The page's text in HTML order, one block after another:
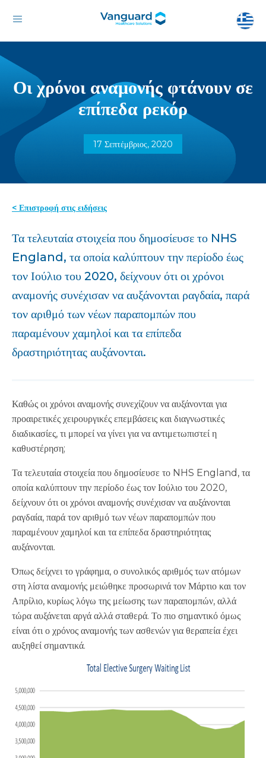
Οι χρόνοι αναμονής φτάνουν σε
επίπεδα ρεκόρ
17 Σεπτέμβριος, 2020
< Επιστροφή στις ειδήσεις
Τα τελευταία στοιχεία που δημοσίευσε το NHS
England, τα οποία καλύπτουν την περίοδο έως
τον Ιούλιο του 2020, δείχνουν ότι οι χρόνοι
αναμονής συνέχισαν να αυξάνονται ραγδαία, παρά
τον αριθμό των νέων παραπομπών που
παραμένουν χαμηλοί και τα επίπεδα
δραστηριότητας αυξάνονται.
Καθώς οι χρόνοι αναμονής συνεχίζουν να αυξάνονται για
προαιρετικές χειρουργικές επεμβάσεις και διαγνωστικές
διαδικασίες, τι μπορεί να γίνει για να αντιμετωπιστεί η
καθυστέρηση;
Τα τελευταία στοιχεία που δημοσίευσε το NHS England, τα
οποία καλύπτουν την περίοδο έως τον Ιούλιο του 2020,
δείχνουν ότι οι χρόνοι αναμονής συνέχισαν να αυξάνονται
ραγδαία, παρά τον αριθμό των νέων παραπομπών που
παραμένουν χαμηλοί και τα επίπεδα δραστηριότητας
αυξάνονται.
Όπως δείχνει το γράφημα, ο συνολικός αριθμός των ατόμων
στη λίστα αναμονής μειώθηκε προσωρινά τον Μάρτιο και τον
Απρίλιο, κυρίως λόγω της μείωσης των παραπομπών, αλλά
τώρα αυξάνεται αργά αλλά σταθερά. Το πιο σημαντικό όμως
είναι ότι ο χρόνος αναμονής των ασθενών για θεραπεία έχει
αυξηθεί σημαντικά.